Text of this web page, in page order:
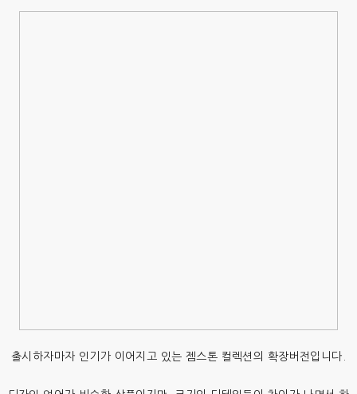
출시하자마자 인기가 이어지고 있는 젬스톤 컬렉션의 확장버전입니다.